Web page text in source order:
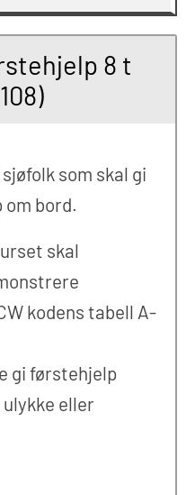
8 t
som skal gi
bord.
skal
kodens tabell A-
gi førstehjelp
eller